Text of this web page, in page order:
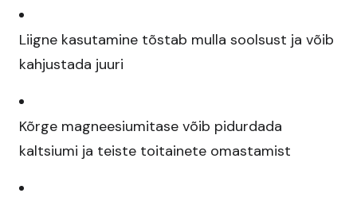
Liigne kasutamine tõstab mulla soolsust ja võib
kahjustada juuri​
Kõrge magneesiumitase võib pidurdada
kaltsiumi ja teiste toitainete omastamist